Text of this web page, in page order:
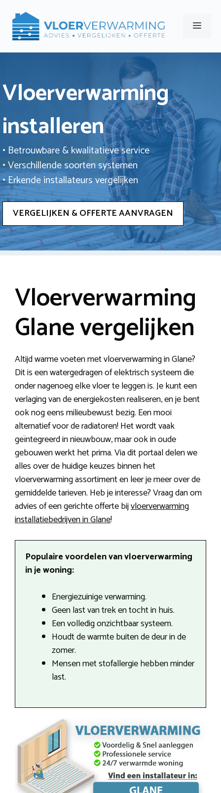
naar
Menu
Vloerverwarming
installeren
• Betrouwbare & kwalitatieve service
• Verschillende soorten systemen
• Erkende installateurs vergelijken
VERGELIJKEN & OFFERTE AANVRAGEN
Vloerverwarming
Glane vergelijken
Altijd warme voeten met vloerverwarming in Glane?
Dit is een watergedragen of elektrisch systeem die
onder nagenoeg elke vloer te leggen is. Je kunt een
verlaging van de energiekosten realiseren, en je bent
ook nog eens milieubewust bezig. Een mooi
alternatief voor de radiatoren! Het wordt vaak
geïntegreerd in nieuwbouw, maar ook in oude
gebouwen werkt het prima. Via dit portaal delen we
alles over de huidige keuzes binnen het
vloerverwarming assortiment en leer je meer over de
gemiddelde tarieven. Heb je interesse? Vraag dan om
advies of een gerichte offerte bijvloerverwarming
installatiebedrijven in Glane!
Populaire voordelen van vloerverwarming
in je woning:
Energiezuinige verwarming.
Geen last van trek en tocht in huis.
Een volledig onzichtbaar systeem.
Houdt de warmte buiten de deur in de
zomer.
Mensen met stofallergie hebben minder
last.